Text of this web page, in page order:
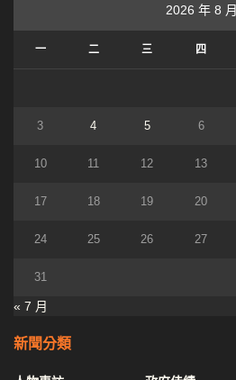
2026 年 8 月
一 二 三 四
3 4 5 6
10 11 12 13
17 18 19 20
24 25 26 27
31
« 7 月
新聞分類